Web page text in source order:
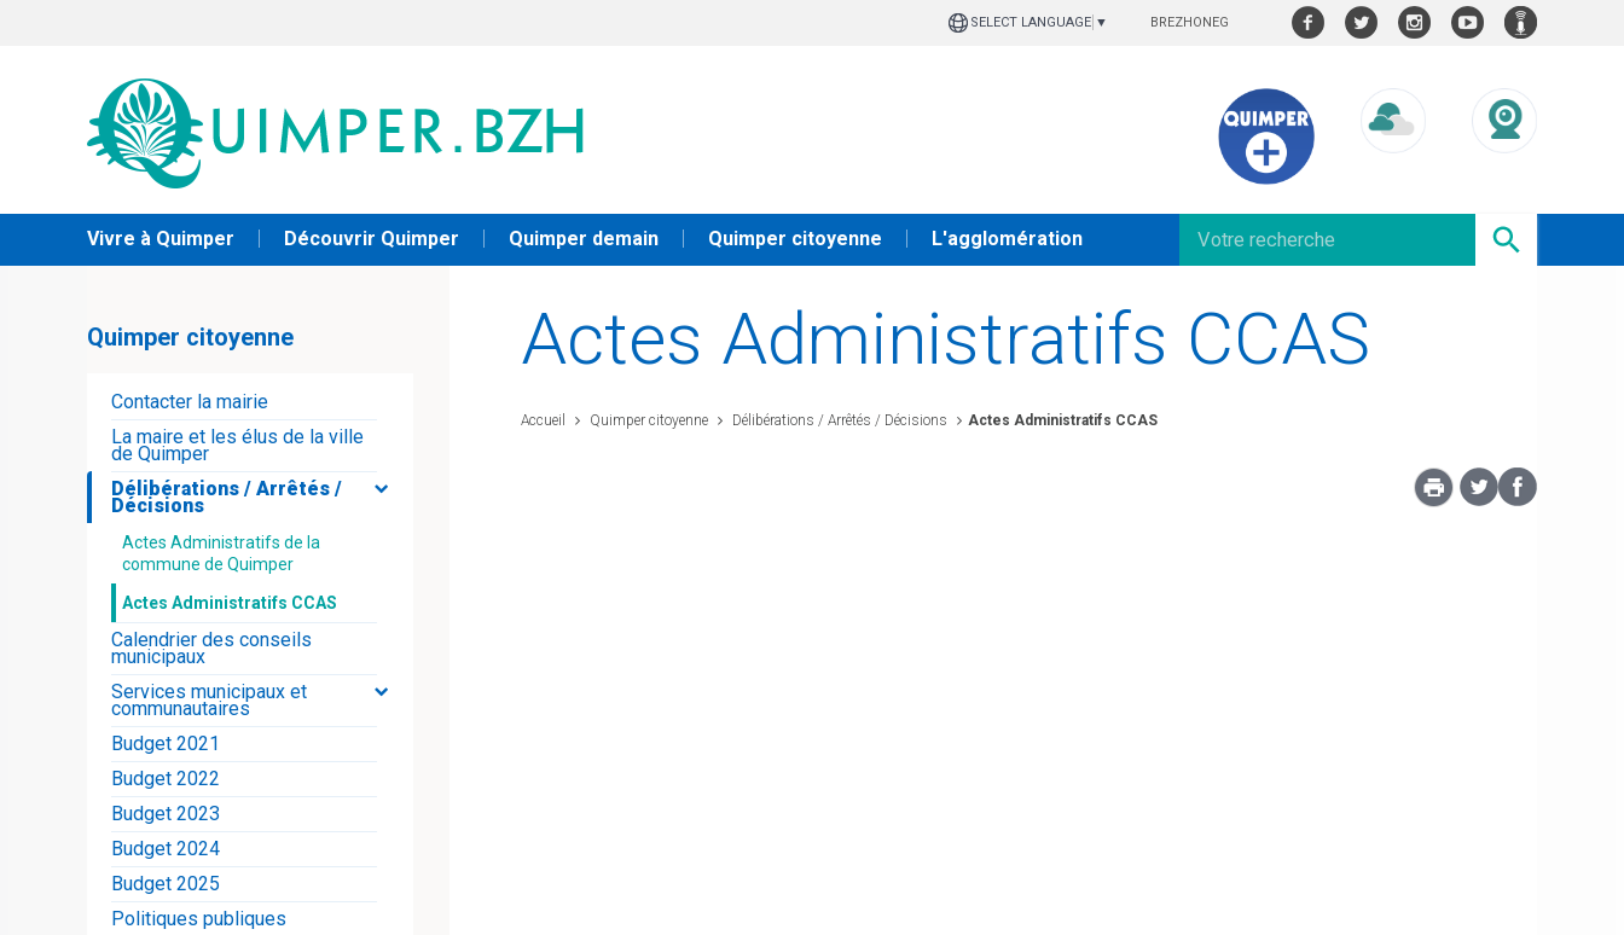
SELECT LANGUAGE ▼ BREZHONEG
Vivre à Quimper Découvrir Quimper Quimper demain Quimper citoyenne L'agglomération
Actes Administratifs CCAS
Accueil Quimper citoyenne Délibérations / Arrêtés / Décisions Actes Administratifs CCAS
Quimper citoyenne
Contacter la mairie
La maire et les élus de la ville
de Quimper
Délibérations / Arrêtés /
Décisions
Actes Administratifs de la
commune de Quimper
Actes Administratifs CCAS
Calendrier des conseils
municipaux
Services municipaux et
communautaires
Budget 2021
Budget 2022
Budget 2023
Budget 2024
Budget 2025
Politiques publiques